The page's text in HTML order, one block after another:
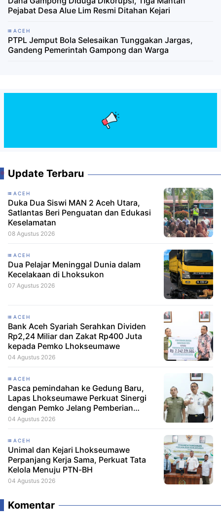
Pejabat Desa Alue Lim Resmi Ditahan Kejari
ACEH
PTPL Jemput Bola Selesaikan Tunggakan Jargas,
Gandeng Pemerintah Gampong dan Warga
Update Terbaru
ACEH
Duka Dua Siswi MAN 2 Aceh Utara,
Satlantas Beri Penguatan dan Edukasi
Keselamatan
08 Agustus 2026
ACEH
Dua Pelajar Meninggal Dunia dalam
Kecelakaan di Lhoksukon
07 Agustus 2026
ACEH
Bank Aceh Syariah Serahkan Dividen
Rp2,24 Miliar dan Zakat Rp400 Juta
kepada Pemko Lhokseumawe
04 Agustus 2026
ACEH
Pasca pemindahan ke Gedung Baru,
Lapas Lhokseumawe Perkuat Sinergi
dengan Pemko Jelang Pemberian
Remisi HUT RI
04 Agustus 2026
ACEH
Unimal dan Kejari Lhokseumawe
Perpanjang Kerja Sama, Perkuat Tata
Kelola Menuju PTN-BH
04 Agustus 2026
Komentar